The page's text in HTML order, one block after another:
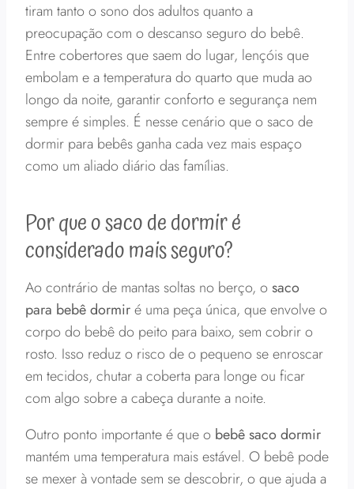
tiram tanto o sono dos adultos quanto a
preocupação com o descanso seguro do bebê.
Entre cobertores que saem do lugar, lençóis que
embolam e a temperatura do quarto que muda ao
longo da noite, garantir conforto e segurança nem
sempre é simples. É nesse cenário que o saco de
dormir para bebês ganha cada vez mais espaço
como um aliado diário das famílias.
Por que o saco de dormir é
considerado mais seguro?
Ao contrário de mantas soltas no berço, osaco
para bebê dormiré uma peça única, que envolve o
corpo do bebê do peito para baixo, sem cobrir o
rosto. Isso reduz o risco de o pequeno se enroscar
em tecidos, chutar a coberta para longe ou ficar
com algo sobre a cabeça durante a noite.
Outro ponto importante é que o bebê saco dormir
mantém uma temperatura mais estável. O bebê pode
se mexer à vontade sem se descobrir, o que ajuda a